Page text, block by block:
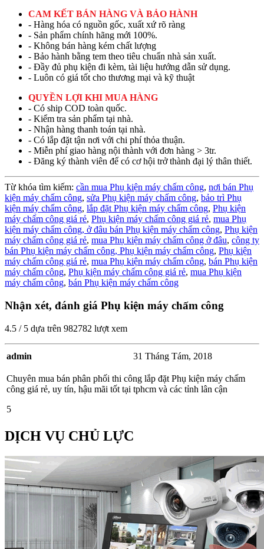
CAM KẾT BÁN HÀNG VÀ BẢO HÀNH
- Hàng hóa có nguồn gốc, xuất xứ rõ ràng
- Sản phẩm chính hãng mới 100%.
- Không bán hàng kém chất lượng
- Bảo hành bằng tem theo tiêu chuẩn nhà sản xuất.
- Đầy đủ phụ kiện đi kèm, tài liệu hướng dẫn sử dụng.
- Luôn có giá tốt cho thương mại và kỹ thuật
QUYỀN LỢI KHI MUA HÀNG
- Có ship COD toàn quốc.
- Kiểm tra sản phẩm tại nhà.
- Nhận hàng thanh toán tại nhà.
- Có lắp đặt tận nơi với chi phí thỏa thuận.
- Miễn phí giao hàng nội thành với đơn hàng > 3tr.
- Đăng ký thành viên để có cơ hội trở thành đại lý thân thiết.
Từ khóa tìm kiếm: cần mua Phụ kiện máy chấm công, nơi bán Phụ
kiện máy chấm công, sửa Phụ kiện máy chấm công, bảo trì Phụ
kiện máy chấm công, lắp đặt Phụ kiện máy chấm công, Phụ kiện
máy chấm công giá rẻ, Phụ kiện máy chấm công giá rẻ, mua Phụ
kiện máy chấm công, ở đâu bán Phụ kiện máy chấm công, Phụ kiện
máy chấm công giá rẻ, mua Phụ kiện máy chấm công ở đâu, công ty
bán Phụ kiện máy chấm công, Phụ kiện máy chấm công, Phụ kiện
máy chấm công giá rẻ, mua Phụ kiện máy chấm công, bán Phụ kiện
máy chấm công, Phụ kiện máy chấm công giá rẻ, mua Phụ kiện
máy chấm công, bán Phụ kiện máy chấm công
Nhận xét, đánh giá Phụ kiện máy chấm công
4.5 / 5 dựa trên 982782 lượt xem
admin 31 Tháng Tám, 2018
Chuyên mua bán phân phối thi công lắp đặt Phụ kiện máy chấm
công giá rẻ, uy tín, hậu mãi tốt tại tphcm và các tỉnh lân cận
5
DỊCH VỤ CHỦ LỰC